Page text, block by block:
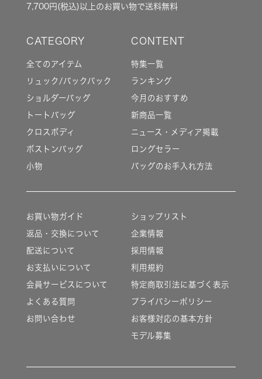
7,700円(税込)以上のお買い物で送料無料
全てのアイテム
リュック/バックパック
ショルダーバッグ
トートバッグ
クロスボディ
ボストンバッグ
小物
特集一覧
ランキング
今月のおすすめ
新商品一覧
ニュース・メディア掲載
ロングセラー
バッグのお手入れ方法
お買い物ガイド
返品・交換について
配送について
お支払いについて
会員サービスについて
よくある質問
お問い合わせ
ショップリスト
企業情報
採用情報
利用規約
特定商取引法に基づく表示
プライバシーポリシー
お客様対応の基本方針
モデル募集